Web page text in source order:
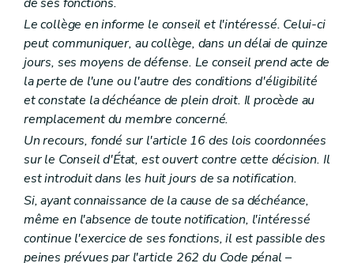
Art. L1232-31
Art. L1232-32
Chapitre III
Etablissements publics
Art. L1233-1
Art. L1233-2
Art. L1233-3
ChapitreIV Les ASBL communales– Décret du 26 avril 2012, art. 29)
Art.
L1234-1
Art.L1234-2
Art.1234-3
Art.L1234-4
Art.
L1234-5
Art. L1234-6
Titre IV Responsabilité et actions judiciaires
Chapitre premier Responsabilité civile des communes
Art. L1241-1
Art. L1241-2
Le collège en informe le conseil et l'intéressé. Celui-ci
peut communiquer, au collège, dans un délai de quinze
jours, ses moyens de défense. Le conseil prend acte de
la perte de l'une ou l'autre des conditions d'éligibilité
et constate la déchéance de plein droit. Il procède au
remplacement du membre concerné.
Un recours, fondé sur l'article 16 des lois coordonnées
sur le Conseil d'État, est ouvert contre cette décision. Il
est introduit dans les huit jours de sa notification.
Si, ayant connaissance de la cause de sa déchéance,
même en l'absence de toute notification, l'intéressé
continue l'exercice de ses fonctions, il est passible des
peines prévues par l'article 262 du Code pénal –